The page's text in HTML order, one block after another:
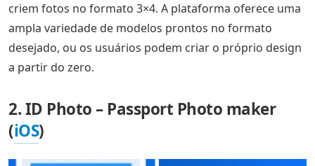
criem fotos no formato 3×4. A plataforma oferece uma
ampla variedade de modelos prontos no formato
desejado, ou os usuários podem criar o próprio design
a partir do zero.
2. ID Photo – Passport Photo maker
(iOS)